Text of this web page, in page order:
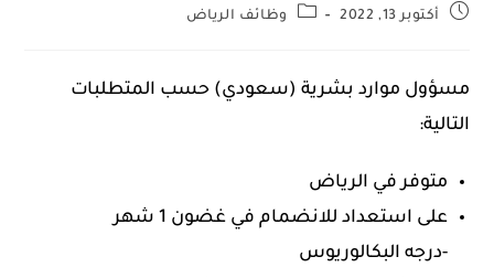
أكتوبر 13, 2022 وظائف الرياض
مسؤول موارد بشرية (سعودي) حسب المتطلبات
التالية:
متوفر في الرياض
على استعداد للانضمام في غضون 1 شهر
-درجه البكالوريوس